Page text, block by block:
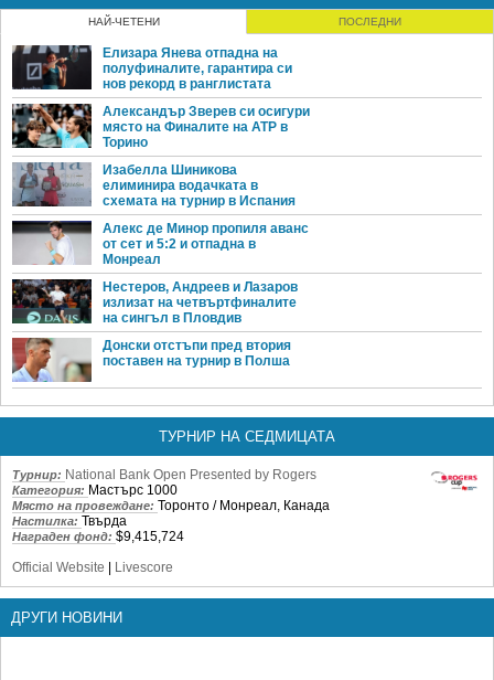
НАЙ-ЧЕТЕНИ ПОСЛЕДНИ
Елизара Янева отпадна на
полуфиналите, гарантира си
нов рекорд в ранглистата
Александър Зверев си осигури
място на Финалите на ATP в
Торино
Изабелла Шиникова
елиминира водачката в
схемата на турнир в Испания
Алекс де Минор пропиля аванс
от сет и 5:2 и отпадна в
Монреал
Нестеров, Андреев и Лазаров
излизат на четвъртфиналите
на сингъл в Пловдив
Донски отстъпи пред втория
поставен на турнир в Полша
ТУРНИР НА СЕДМИЦАТА
Турнир: National Bank Open Presented by Rogers
Категория: Мастърс 1000
Място на провеждане: Торонто / Монреал, Канада
Настилка: Твърда
Награден фонд: $9,415,724
Official Website
Livescore
ДРУГИ НОВИНИ